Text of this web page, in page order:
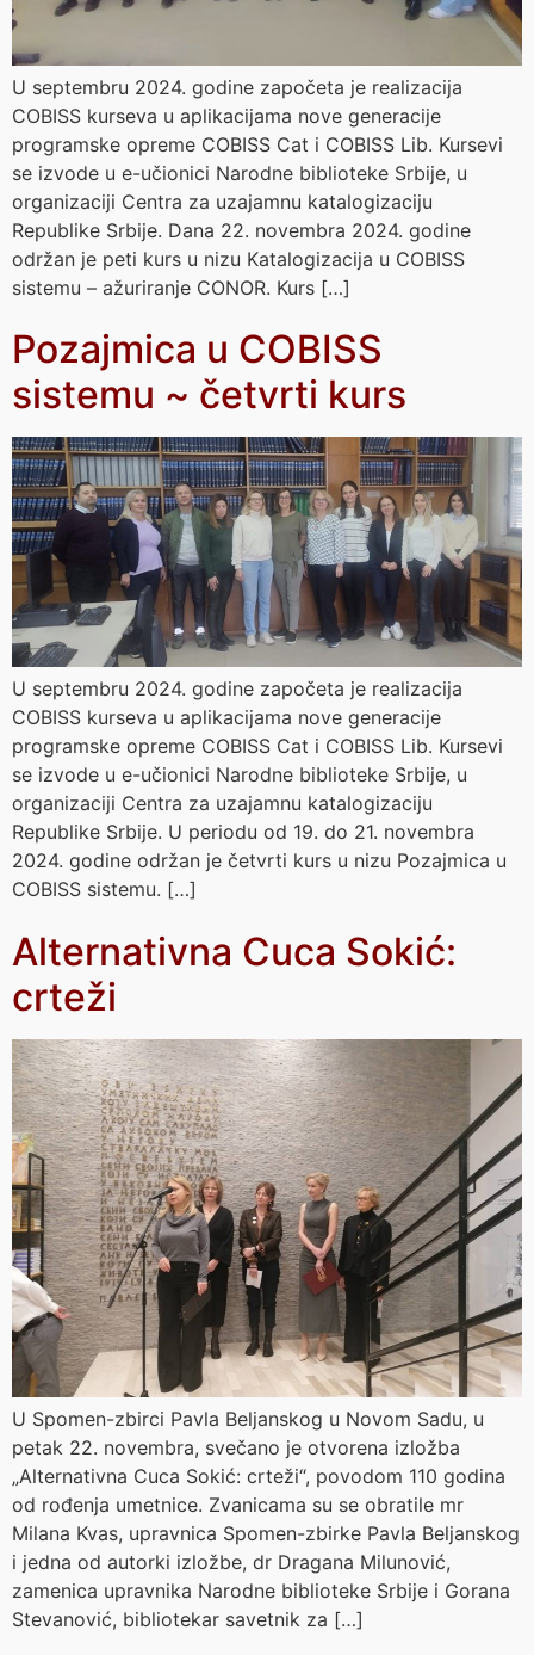
U septembru 2024. godine započeta je realizacija
COBISS kurseva u aplikacijama nove generacije
programske opreme COBISS Cat i COBISS Lib. Kursevi
se izvode u e-učionici Narodne biblioteke Srbije, u
organizaciji Centra za uzajamnu katalogizaciju
Republike Srbije. Dana 22. novembra 2024. godine
održan je peti kurs u nizu Katalogizacija u COBISS
sistemu – ažuriranje CONOR. Kurs […]
Pozajmica u COBISS
sistemu ~ četvrti kurs
U septembru 2024. godine započeta je realizacija
COBISS kurseva u aplikacijama nove generacije
programske opreme COBISS Cat i COBISS Lib. Kursevi
se izvode u e-učionici Narodne biblioteke Srbije, u
organizaciji Centra za uzajamnu katalogizaciju
Republike Srbije. U periodu od 19. do 21. novembra
2024. godine održan je četvrti kurs u nizu Pozajmica u
COBISS sistemu. […]
Alternativna Cuca Sokić:
crteži
U Spomen-zbirci Pavla Beljanskog u Novom Sadu, u
petak 22. novembra, svečano je otvorena izložba
„Alternativna Cuca Sokić: crteži“, povodom 110 godina
od rođenja umetnice. Zvanicama su se obratile mr
Milana Kvas, upravnica Spomen-zbirke Pavla Beljanskog
i jedna od autorki izložbe, dr Dragana Milunović,
zamenica upravnika Narodne biblioteke Srbije i Gorana
Stevanović, bibliotekar savetnik za […]